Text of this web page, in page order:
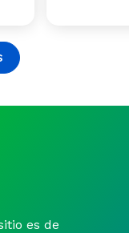
es de